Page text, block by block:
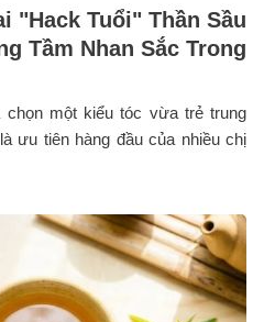
"Hack Tuổi" Thần Sầu
Tầm Nhan Sắc Trong
một kiểu tóc vừa trẻ trung
ưu tiên hàng đầu của nhiều chị